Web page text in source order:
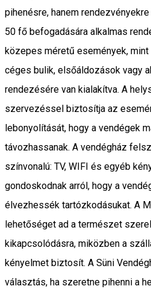
pihenésre, hanem
50 fő befogadására alkalmas
közepes méretű események,
céges bulik, elsőáldozások vagy
rendezésére van kialakítva. A
szervezéssel biztosítja az
lebonyolítását, hogy a vendégek
távozhassanak. A vendégház
színvonalú: TV, WIFI és egyéb
gondoskodnak arról, hogy a
élvezhessék tartózkodásukat. A
lehetőséget ad a természet
kikapcsolódásra, miközben a
kényelmet biztosít. A Süni
választás, ha szeretne pihenni a